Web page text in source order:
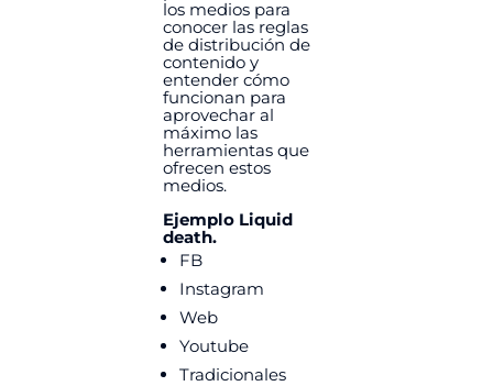
los medios para
conocer las reglas
de distribución de
contenido y
entender cómo
funcionan para
aprovechar al
máximo las
herramientas que
ofrecen estos
medios.
Ejemplo Liquid
death.
FB
Instagram
Web
Youtube
Tradicionales